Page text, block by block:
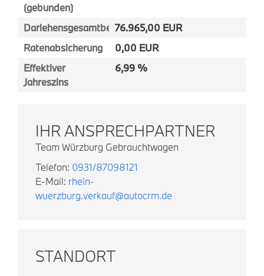
(gebunden)
Darlehensgesamtbetrag76.965,00 EUR
Ratenabsicherung
0,00 EUR
Effektiver
Jahreszins
6,99 %
IHR ANSPRECHPARTNER
Team Würzburg Gebrauchtwagen
Telefon: 0931/87098121
E-Mail: rhein-
wuerzburg.verkauf@autocrm.de
STANDORT